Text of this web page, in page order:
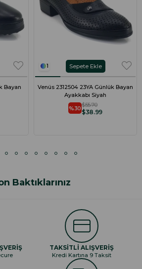
Bayan
1
Venüs 2312504 23YA Günlük Bayan
Ayakkabı Siyah
%30$38.99
$55.70
Sepete Ekle
Baktıklarınız
TAKSİTLİ ALIŞVERİŞ
Kredi Kartına 9 Taksit